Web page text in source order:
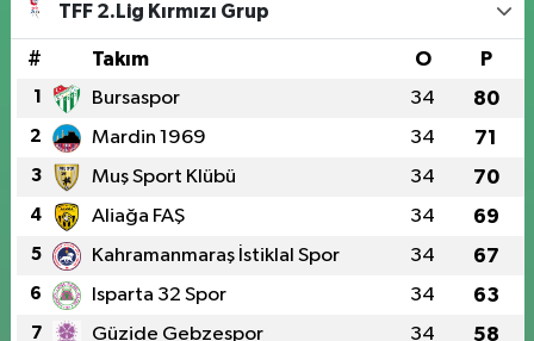
TFF 2.Lig Kırmızı Grup
# Takım O P
1 Bursaspor 34 80
2 Mardin 1969 34 71
3 Muş Sport Klübü 34 70
4 Aliağa FAŞ 34 69
5 Kahramanmaraş İstiklal Spor 34 67
6 Isparta 32 Spor 34 63
7 Güzide Gebzespor 34 58